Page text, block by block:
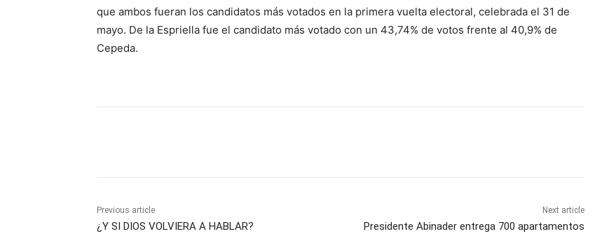
que ambos fueran los candidatos más votados en la primera vuelta electoral, celebrada el 31 de
mayo. De la Espriella fue el candidato más votado con un 43,74% de votos frente al 40,9% de
Cepeda.
Previous article
¿Y SI DIOS VOLVIERA A HABLAR?
Next article
Presidente Abinader entrega 700 apartamentos